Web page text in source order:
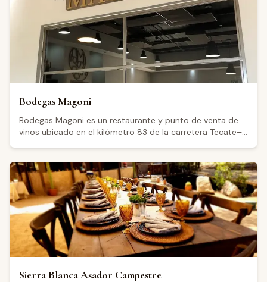
de la comida, el ambiente agradable y la atención del
personal. También se menciona que el lugar es apto para
eventos privados y que cuenta con vistas panorámicas. El
restaurante abre jueves y lunes de 11:00 a 18:00, viernes
de 00:00 a 19:00, y sábados y domingos de 12:00 a
19:00; permanece cerrado los martes y miércoles.
Bodegas Magoni
Bodegas Magoni es un restaurante y punto de venta de
vinos ubicado en el kilómetro 83 de la carretera Tecate–
598 reseñas en Google, lo que refleja una recepción muy
positiva entre sus visitantes. Abre todos los días de la
semana de 11:00 a 17:00 horas, con extensión hasta las
18:00 los sábados. Los visitantes destacan el ambiente
relajado al aire libre, con mesas bajo árboles, y
mencionan opciones de alimentos como paninis, quesos
y embutidos, así como una selección de vinos a distintos
precios.
Sierra Blanca Asador Campestre